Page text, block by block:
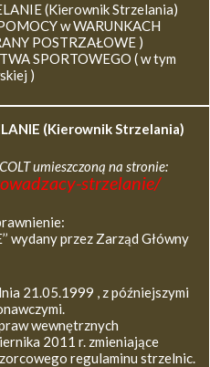
(Kierownik Strzelania)
w WARUNKACH
POSTRZAŁOWE )
SPORTOWEGO ( w tym
)
(Kierownik Strzelania)
umieszczoną na stronie:
strzelanie/
wydany przez Zarząd Główny
21.05.1999 , z późniejszymi
wewnętrznych
2011 r. zmieniające
regulaminu strzelnic.